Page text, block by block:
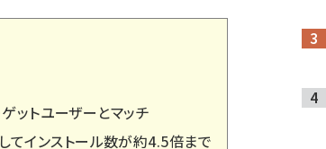
ットユーザーとマッチ
てインストール数が約4.5倍まで